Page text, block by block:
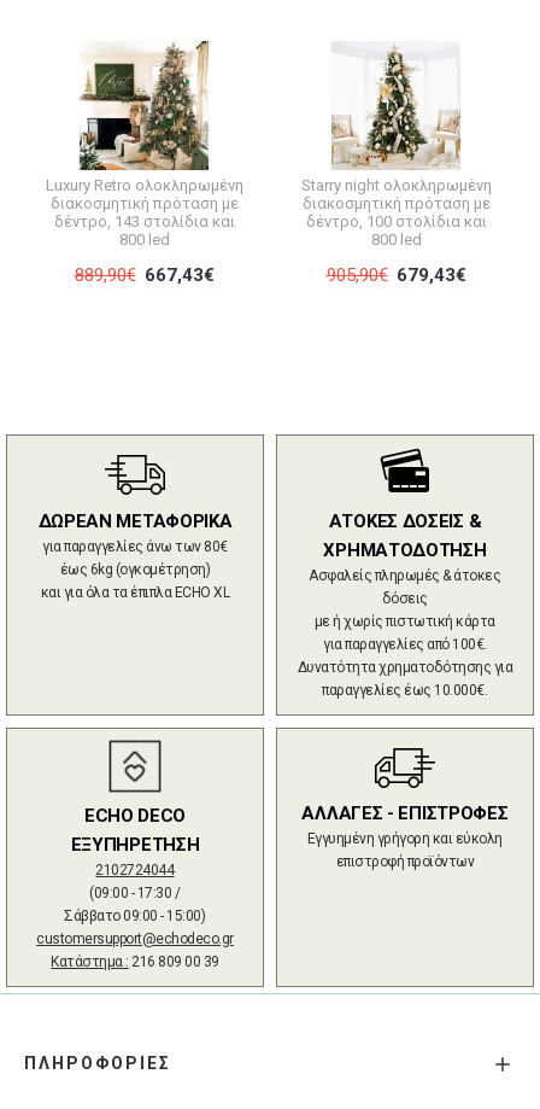
Luxury Retro ολοκληρωμένη
διακοσμητική πρόταση με
δέντρο, 143 στολίδια και
800 led
889,90€ 667,43€
Starry night ολοκληρωμένη
διακοσμητική πρόταση με
δέντρο, 100 στολίδια και
800 led
905,90€ 679,43€
ΔΩΡΕΑΝ ΜΕΤΑΦΟΡΙΚΑ
για παραγγελίες άνω των 80€
έως 6kg (ογκομέτρηση)
και για όλα τα έπιπλα ECHO XL
ΑΤΟΚΕΣ ΔΟΣΕΙΣ &
ΧΡΗΜΑΤΟΔΟΤΗΣΗ
Ασφαλείς πληρωμές & άτοκες
δόσεις
με ή χωρίς πιστωτική κάρτα
για παραγγελίες από 100€.
Δυνατότητα χρηματοδότησης για
παραγγελίες έως 10.000€.
ECHO DECO
ΕΞΥΠΗΡΕΤΗΣΗ
2102724044
(09:00 - 17:30 /
Σάββατο 09:00 - 15:00)
customersupport@echodeco.gr
Κατάστημα : 216 809 00 39
ΑΛΛΑΓΕΣ - ΕΠΙΣΤΡΟΦΕΣ
Εγγυημένη γρήγορη και εύκολη
επιστροφή προϊόντων
ΠΛΗΡΟΦΟΡΙΕΣ